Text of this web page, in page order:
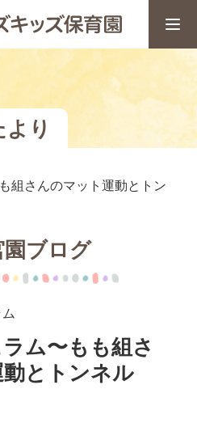
り
組さんのマット運動とトン
園ブログ
ム〜もも組さ
とトンネル